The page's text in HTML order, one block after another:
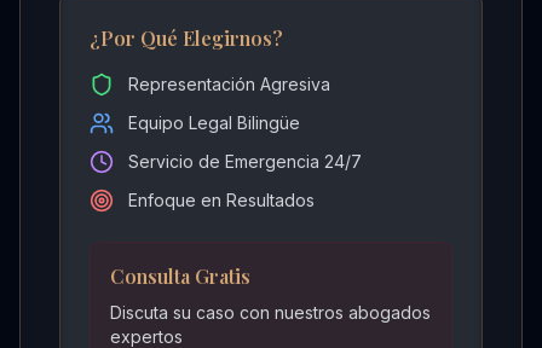
¿Por Qué Elegirnos?
Representación Agresiva
Equipo Legal Bilingüe
Servicio de Emergencia 24/7
Enfoque en Resultados
Consulta Gratis
Discuta su caso con nuestros abogados
expertos